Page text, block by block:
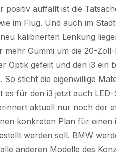
positiv auffällt ist die
im Flug. Und auch im
kalibrierten Lenkung
mehr Gummi um die 20-
Optik gefeilt und den i3
So sticht die eigenwillige
es für den i3 jetzt auch
aktuell nur noch der
konkreten Plan für
werden soll. BMW
anderen Modelle des